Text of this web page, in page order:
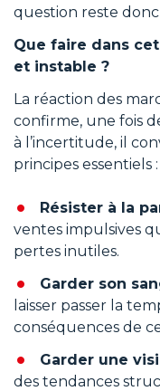
question reste
Que faire dans
et instable ?
La réaction des
confirme, une fois
à l’incertitude, il
principes essentiels :
Résister à la
ventes impulsives
pertes inutiles.
Garder son
laisser passer la
conséquences de
Garder une
des tendances